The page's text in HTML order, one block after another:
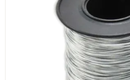
изображенията